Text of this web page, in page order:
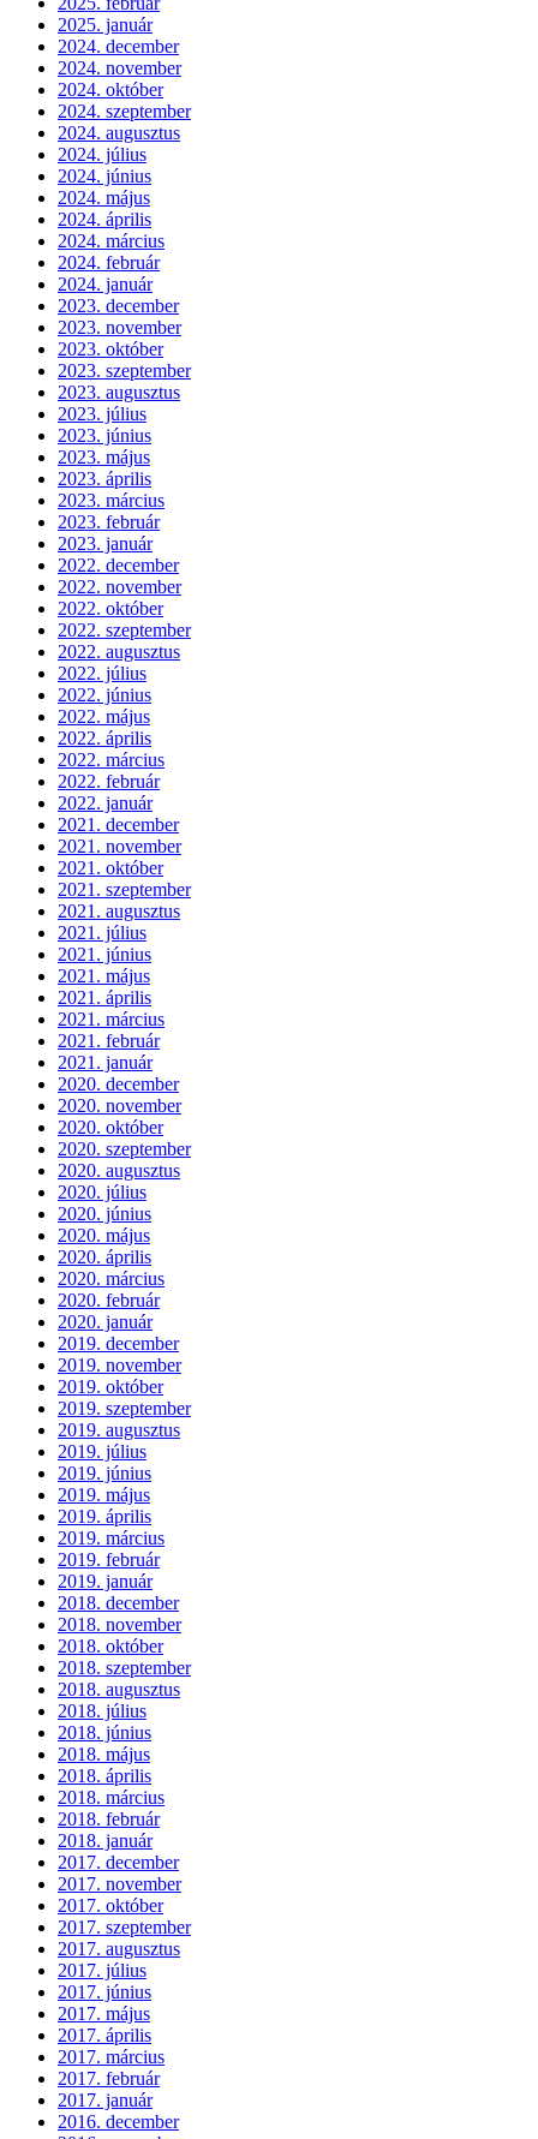
2025. január
2024. december
2024. november
2024. október
2024. szeptember
2024. augusztus
2024. július
2024. június
2024. május
2024. április
2024. március
2024. február
2024. január
2023. december
2023. november
2023. október
2023. szeptember
2023. augusztus
2023. július
2023. június
2023. május
2023. április
2023. március
2023. február
2023. január
2022. december
2022. november
2022. október
2022. szeptember
2022. augusztus
2022. július
2022. június
2022. május
2022. április
2022. március
2022. február
2022. január
2021. december
2021. november
2021. október
2021. szeptember
2021. augusztus
2021. július
2021. június
2021. május
2021. április
2021. március
2021. február
2021. január
2020. december
2020. november
2020. október
2020. szeptember
2020. augusztus
2020. július
2020. június
2020. május
2020. április
2020. március
2020. február
2020. január
2019. december
2019. november
2019. október
2019. szeptember
2019. augusztus
2019. július
2019. június
2019. május
2019. április
2019. március
2019. február
2019. január
2018. december
2018. november
2018. október
2018. szeptember
2018. augusztus
2018. július
2018. június
2018. május
2018. április
2018. március
2018. február
2018. január
2017. december
2017. november
2017. október
2017. szeptember
2017. augusztus
2017. július
2017. június
2017. május
2017. április
2017. március
2017. február
2017. január
2016. december